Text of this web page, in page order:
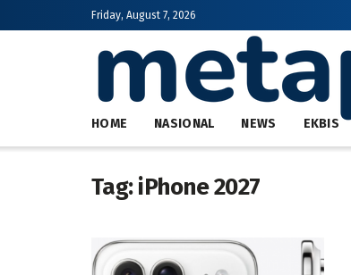
Friday, August 7, 2026
HOME NASIONAL NEWS EKBIS
Tag:iPhone 2027